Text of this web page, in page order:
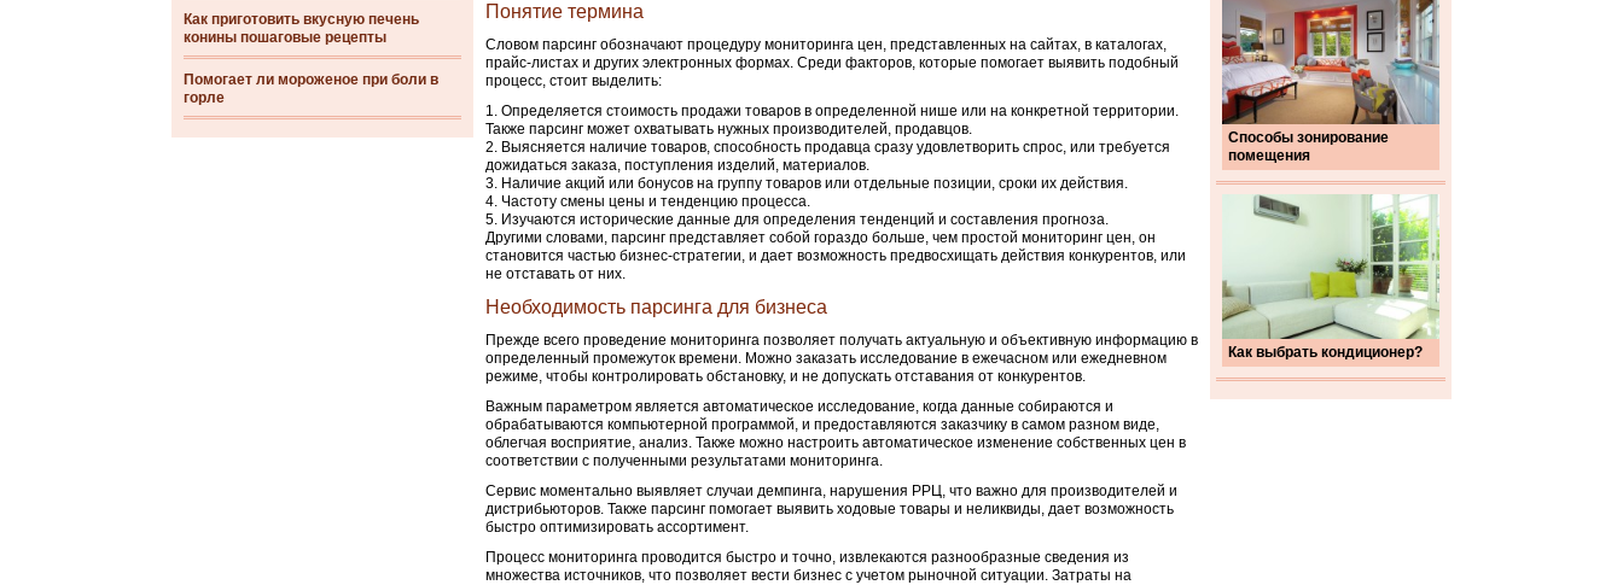
Как приготовить вкусную печень
конины пошаговые рецепты
Помогает ли мороженое при боли в
горле
Способы зонирование
помещения
Как выбрать кондиционер?
Понятие термина
Словом парсинг обозначают процедуру мониторинга цен, представленных на сайтах, в каталогах,
прайс-листах и других электронных формах. Среди факторов, которые помогает выявить подобный
процесс, стоит выделить:
Определяется стоимость продажи товаров в определенной нише или на конкретной территории.
Также парсинг может охватывать нужных производителей, продавцов.
Выясняется наличие товаров, способность продавца сразу удовлетворить спрос, или требуется
дожидаться заказа, поступления изделий, материалов.
Наличие акций или бонусов на группу товаров или отдельные позиции, сроки их действия.
Частоту смены цены и тенденцию процесса.
Изучаются исторические данные для определения тенденций и составления прогноза.
Другими словами, парсинг представляет собой гораздо больше, чем простой мониторинг цен, он
становится частью бизнес-стратегии, и дает возможность предвосхищать действия конкурентов, или
не отставать от них.
Необходимость парсинга для бизнеса
Прежде всего проведение мониторинга позволяет получать актуальную и объективную информацию в
определенный промежуток времени. Можно заказать исследование в ежечасном или ежедневном
режиме, чтобы контролировать обстановку, и не допускать отставания от конкурентов.
Важным параметром является автоматическое исследование, когда данные собираются и
обрабатываются компьютерной программой, и предоставляются заказчику в самом разном виде,
облегчая восприятие, анализ. Также можно настроить автоматическое изменение собственных цен в
соответствии с полученными результатами мониторинга.
Сервис моментально выявляет случаи демпинга, нарушения РРЦ, что важно для производителей и
дистрибьюторов. Также парсинг помогает выявить ходовые товары и неликвиды, дает возможность
быстро оптимизировать ассортимент.
Процесс мониторинга проводится быстро и точно, извлекаются разнообразные сведения из
множества источников, что позволяет вести бизнес с учетом рыночной ситуации. Затраты на